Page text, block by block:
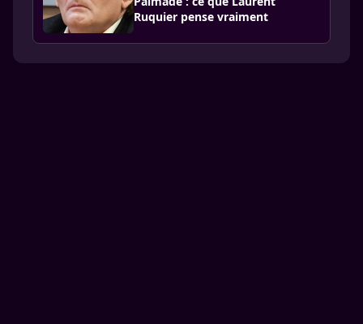
Ruquier pense vraiment